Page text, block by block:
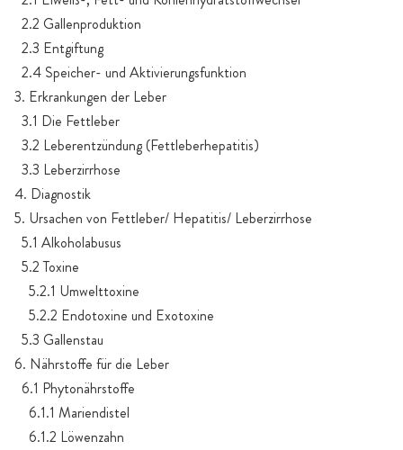
2.2 Gallenproduktion
2.3 Entgiftung
2.4 Speicher- und Aktivierungsfunktion
3. Erkrankungen der Leber
3.1 Die Fettleber
3.2 Leberentzündung (Fettleberhepatitis)
3.3 Leberzirrhose
4. Diagnostik
5. Ursachen von Fettleber/ Hepatitis/ Leberzirrhose
5.1 Alkoholabusus
5.2 Toxine
5.2.1 Umwelttoxine
5.2.2 Endotoxine und Exotoxine
5.3 Gallenstau
6. Nährstoffe für die Leber
6.1 Phytonährstoffe
6.1.1 Mariendistel
6.1.2 Löwenzahn